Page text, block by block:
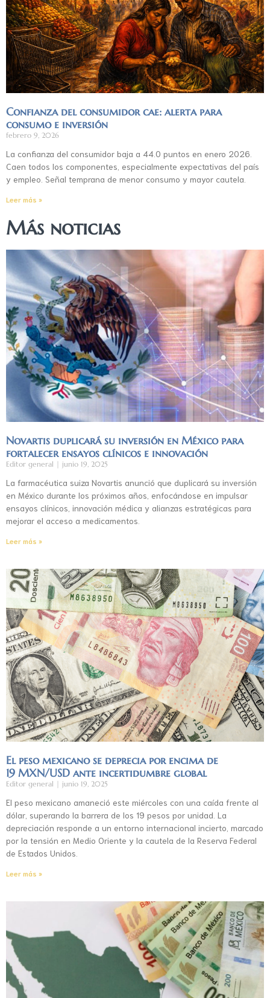
Confianza del consumidor cae: alerta para
consumo e inversión
febrero 9, 2026
La confianza del consumidor baja a 44.0 puntos en enero 2026.
Caen todos los componentes, especialmente expectativas del país
y empleo. Señal temprana de menor consumo y mayor cautela.
Leer más »
Más noticias
Novartis duplicará su inversión en México para
fortalecer ensayos clínicos e innovación
Editor general junio 19, 2025
La farmacéutica suiza Novartis anunció que duplicará su inversión
en México durante los próximos años, enfocándose en impulsar
ensayos clínicos, innovación médica y alianzas estratégicas para
mejorar el acceso a medicamentos.
Leer más »
El peso mexicano se deprecia por encima de
19 MXN/USD ante incertidumbre global
Editor general junio 19, 2025
El peso mexicano amaneció este miércoles con una caída frente al
dólar, superando la barrera de los 19 pesos por unidad. La
depreciación responde a un entorno internacional incierto, marcado
por la tensión en Medio Oriente y la cautela de la Reserva Federal
de Estados Unidos.
Leer más »